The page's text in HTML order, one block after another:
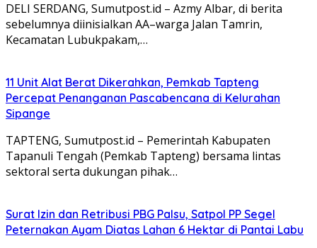
DELI SERDANG, Sumutpost.id – Azmy Albar, di berita
sebelumnya diinisialkan AA–warga Jalan Tamrin,
Kecamatan Lubukpakam,…
11 Unit Alat Berat Dikerahkan, Pemkab Tapteng
Percepat Penanganan Pascabencana di Kelurahan
Sipange
TAPTENG, Sumutpost.id – Pemerintah Kabupaten
Tapanuli Tengah (Pemkab Tapteng) bersama lintas
sektoral serta dukungan pihak…
Surat Izin dan Retribusi PBG Palsu, Satpol PP Segel
Peternakan Ayam Diatas Lahan 6 Hektar di Pantai Labu